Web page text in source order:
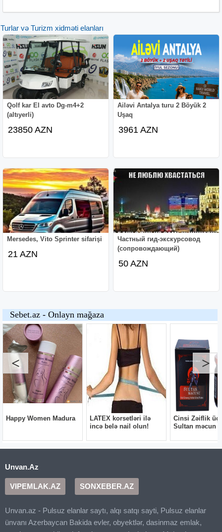
Turlar və Turizm xidməti elanları
Qolf kar El avto Dg-m4+2
(altıyerli)
23850 AZN
Ailəvi Antalya turu 2 Böyük 2
Uşaq
3961 AZN
Mersedes, Vito Sprinter sifarişi
21 AZN
Частный гид-экскурсовод
(сопровождающий)
50 AZN
Unvan.Az
VIPEMLAK.AZ SONXEBER.AZ
Unvan.az - Pulsuz elanlar saytı, alqı satqı sayti, Pulsuz elanlar
ünvanı Azerbaycan Bakida evler, obyektlər, dasinmaz emlak,